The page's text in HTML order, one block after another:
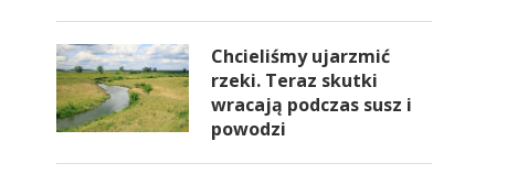
Chcieliśmy ujarzmić
rzeki. Teraz skutki
wracają podczas susz i
powodzi